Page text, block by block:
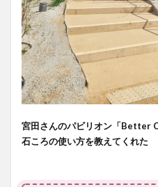
宮田さんのパビリオン「Better
石ころの使い方を教えてくれた